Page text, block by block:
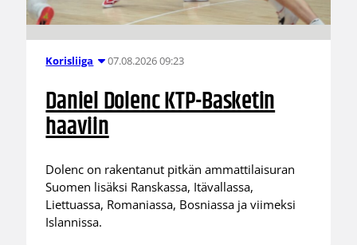
Korisliiga 07.08.2026 09:23
Daniel Dolenc KTP-Basketin
haaviin
Dolenc on rakentanut pitkän ammattilaisuran
Suomen lisäksi Ranskassa, Itävallassa,
Liettuassa, Romaniassa, Bosniassa ja viimeksi
Islannissa.